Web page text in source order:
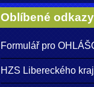
Oblíbené odkazy
Formulář pro
HZS Libereckého